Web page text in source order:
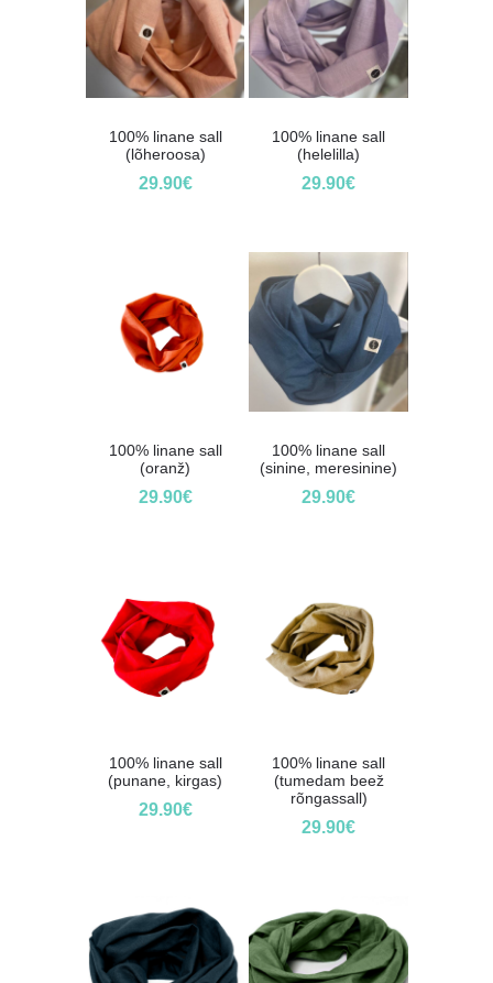
100% linane sall
(lõheroosa)
29.90€
100% linane sall
(helelilla)
29.90€
100% linane sall
(oranž)
29.90€
100% linane sall
(sinine, meresinine)
29.90€
100% linane sall
(punane, kirgas)
29.90€
100% linane sall
(tumedam beež
rõngassall)
29.90€